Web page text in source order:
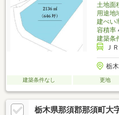
土地面
用途地
建ぺい
容積率
建築条
Ｊ
栃
建築条件なし 更地
栃木県那須郡那須町大